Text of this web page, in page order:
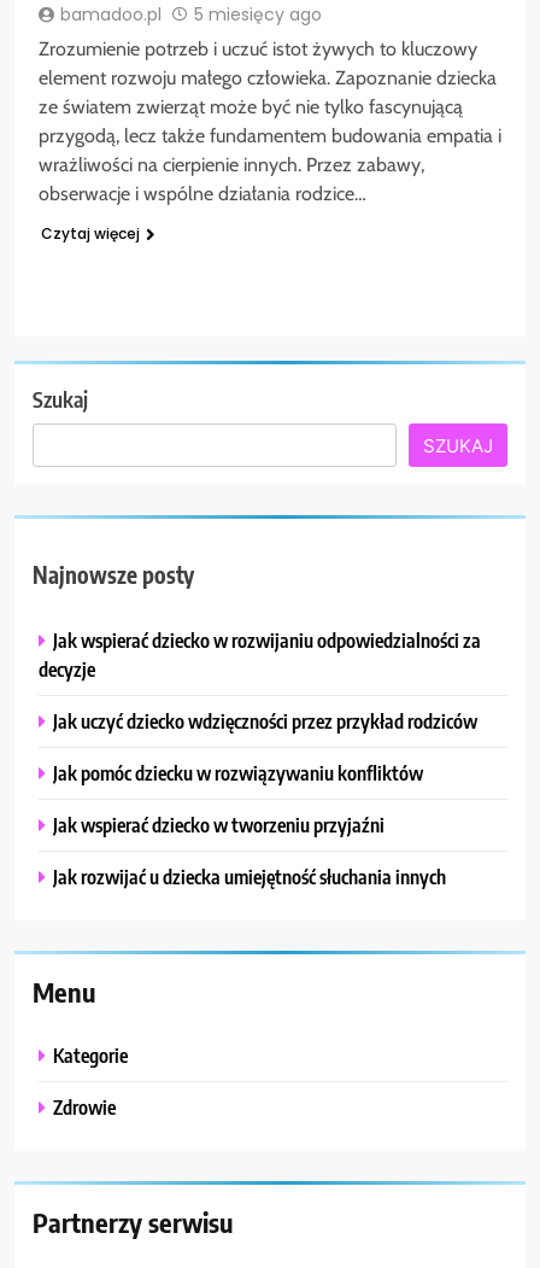
bamadoo.pl 5 miesięcy ago
Zrozumienie potrzeb i uczuć istot żywych to kluczowy
element rozwoju małego człowieka. Zapoznanie dziecka
ze światem zwierząt może być nie tylko fascynującą
przygodą, lecz także fundamentem budowania empatia i
wrażliwości na cierpienie innych. Przez zabawy,
obserwacje i wspólne działania rodzice…
Czytaj więcej
Szukaj
SZUKAJ
Najnowsze posty
Jak wspierać dziecko w rozwijaniu odpowiedzialności za
decyzje
Jak uczyć dziecko wdzięczności przez przykład rodziców
Jak pomóc dziecku w rozwiązywaniu konfliktów
Jak wspierać dziecko w tworzeniu przyjaźni
Jak rozwijać u dziecka umiejętność słuchania innych
Menu
Kategorie
Zdrowie
Partnerzy serwisu